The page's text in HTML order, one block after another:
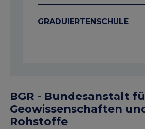
GRADUIERTENSCHULE
BGR - Bundesanstalt
Geowissenschaften
Rohstoffe